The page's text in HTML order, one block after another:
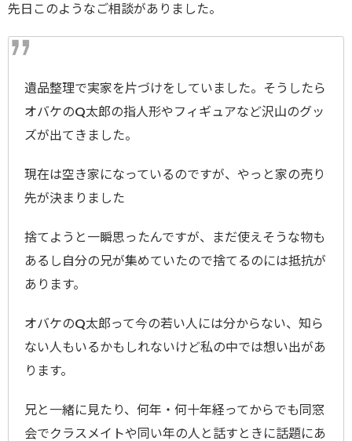
先日このようなご相談がありました。
遺品整理で実家を片づけをしていました。そうしたら
オバケのQ太郎の指人形やフィギュアなど沢山のグッ
ズが出てきました。
現在は空き家になっているのですが、やっと家の売り
先が決まりました
捨てようと一瞬思ったんですが、まだ使えそうな物も
あるし自分の兄が集めていたので捨てるのには抵抗が
あります。
オバケのQ太郎って今の若い人には分からない、知ら
ない人もいるかもしれないけど私の中では想い出があ
ります。
兄と一緒に見たり、何年・何十年経ってからでも同窓
会でクラスメイトや同い年の人と話すときに話題にあ